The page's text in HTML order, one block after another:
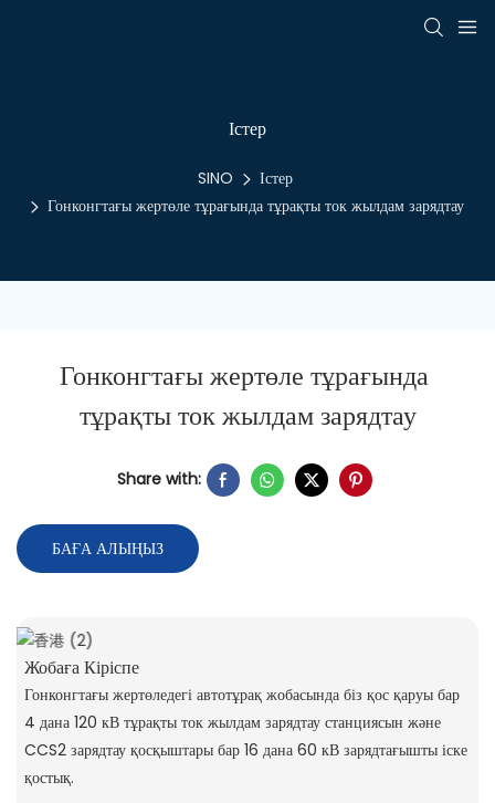
Істер
SINO
Істер
Гонконгтағы жертөле тұрағында тұрақты ток жылдам зарядтау
Гонконгтағы жертөле тұрағында
тұрақты ток жылдам зарядтау
Share with:
БАҒА АЛЫҢЫЗ
Жобаға Кіріспе
Гонконгтағы жертөледегі автотұрақ жобасында біз қос қаруы бар
4 дана 120 кВ тұрақты ток жылдам зарядтау станциясын және
CCS2 зарядтау қосқыштары бар 16 дана 60 кВ зарядтағышты іске
қостық.